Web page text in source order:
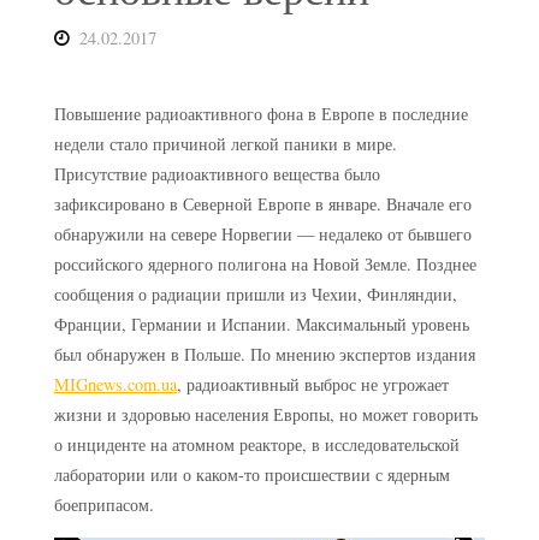
24.02.2017
Повышение радиоактивного фона в Европе в последние
недели стало причиной легкой паники в мире.
Присутствие радиоактивного вещества было
зафиксировано в Северной Европе в январе. Вначале его
обнаружили на севере Норвегии — недалеко от бывшего
российского ядерного полигона на Новой Земле. Позднее
сообщения о радиации пришли из Чехии, Финляндии,
Франции, Германии и Испании. Максимальный уровень
был обнаружен в Польше. По мнению экспертов издания
MIGnews.com.ua, радиоактивный выброс не угрожает
жизни и здоровью населения Европы, но может говорить
о инциденте на атомном реакторе, в исследовательской
лаборатории или о каком-то происшествии с ядерным
боеприпасом.